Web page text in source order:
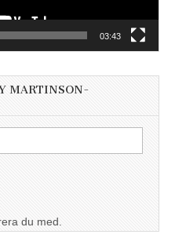
03:43
MARTINSON-
du med.